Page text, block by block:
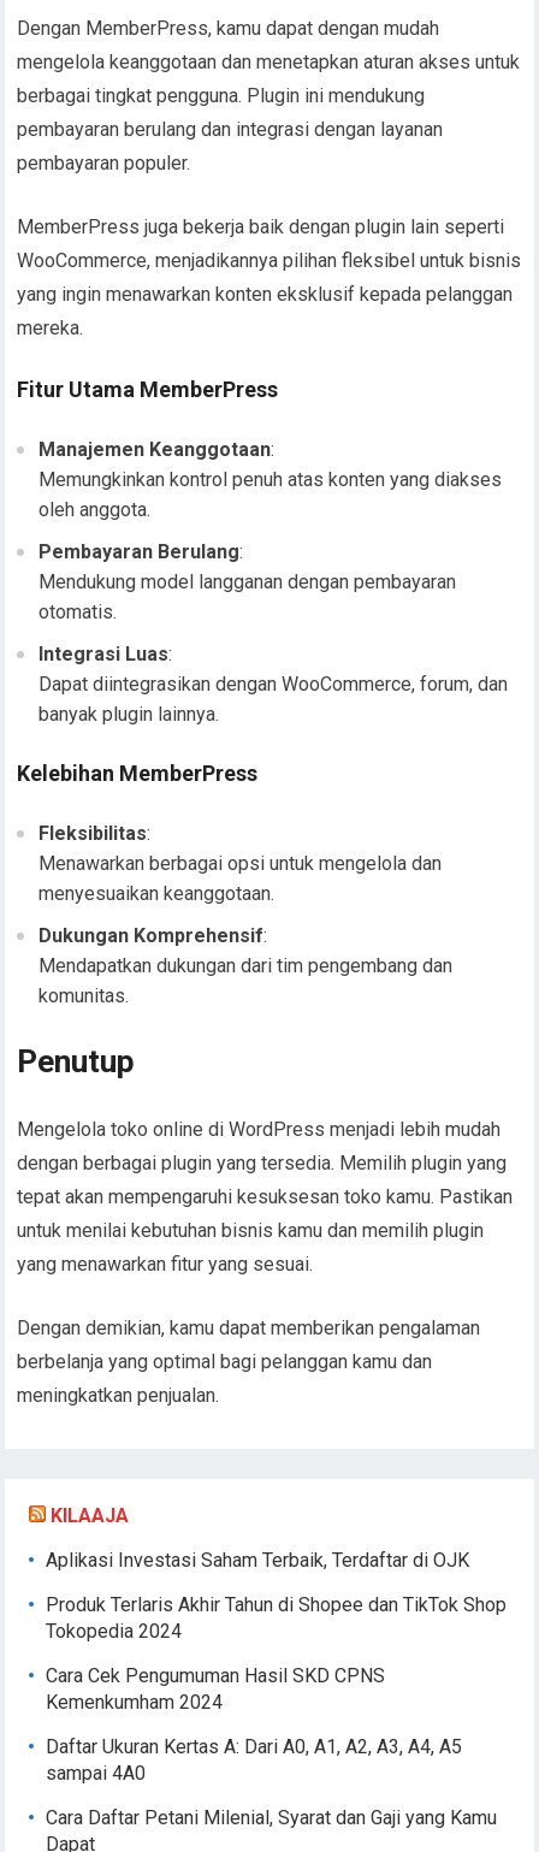
Dengan MemberPress, kamu dapat dengan mudah
mengelola keanggotaan dan menetapkan aturan akses untuk
berbagai tingkat pengguna. Plugin ini mendukung
pembayaran berulang dan integrasi dengan layanan
pembayaran populer.
MemberPress juga bekerja baik dengan plugin lain seperti
WooCommerce, menjadikannya pilihan fleksibel untuk bisnis
yang ingin menawarkan konten eksklusif kepada pelanggan
mereka.
Fitur Utama MemberPress
Manajemen Keanggotaan:
Memungkinkan kontrol penuh atas konten yang diakses
oleh anggota.
Pembayaran Berulang:
Mendukung model langganan dengan pembayaran
otomatis.
Integrasi Luas:
Dapat diintegrasikan dengan WooCommerce, forum, dan
banyak plugin lainnya.
Kelebihan MemberPress
Fleksibilitas:
Menawarkan berbagai opsi untuk mengelola dan
menyesuaikan keanggotaan.
Dukungan Komprehensif:
Mendapatkan dukungan dari tim pengembang dan
komunitas.
Penutup
Mengelola toko online di WordPress menjadi lebih mudah
dengan berbagai plugin yang tersedia. Memilih plugin yang
tepat akan mempengaruhi kesuksesan toko kamu. Pastikan
untuk menilai kebutuhan bisnis kamu dan memilih plugin
yang menawarkan fitur yang sesuai.
Dengan demikian, kamu dapat memberikan pengalaman
berbelanja yang optimal bagi pelanggan kamu dan
meningkatkan penjualan.
KILAAJA
Aplikasi Investasi Saham Terbaik, Terdaftar di OJK
Produk Terlaris Akhir Tahun di Shopee dan TikTok Shop
Tokopedia 2024
Cara Cek Pengumuman Hasil SKD CPNS
Kemenkumham 2024
Daftar Ukuran Kertas A: Dari A0, A1, A2, A3, A4, A5
sampai 4A0
Cara Daftar Petani Milenial, Syarat dan Gaji yang Kamu
Dapat